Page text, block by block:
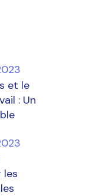
et le
: Un
les